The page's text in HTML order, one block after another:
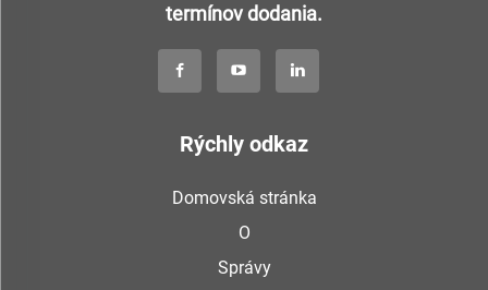
termínov dodania.
Rýchly odkaz
Domovská stránka
O
Správy